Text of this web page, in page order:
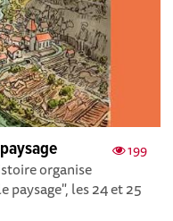
199
organise
les 24 et 25